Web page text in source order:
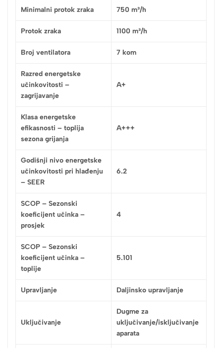
Minimalni protok zraka 750 m³/h
Protok zraka 1100 m³/h
Broj ventilatora 7 kom
Razred energetske
učinkovitosti –
zagrijavanje
A+
Klasa energetske
efikasnosti – toplija
sezona grijanja
A+++
Godišnji nivo energetske
učinkovitosti pri hlađenju
– SEER
6.2
SCOP – Sezonski
koeficijent učinka –
prosjek
4
SCOP – Sezonski
koeficijent učinka –
toplije
5.101
Upravljanje Daljinsko upravljanje
Uključivanje
Dugme za
uključivanje/isključivanje
aparata